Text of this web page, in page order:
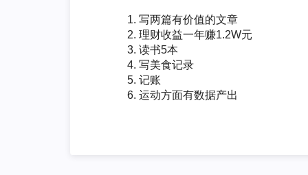
写两篇有价值的文章
理财收益一年赚1.2W元
读书5本
写美食记录
记账
运动方面有数据产出